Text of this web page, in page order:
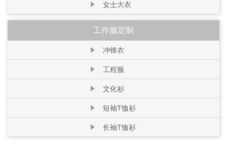
女士大衣
工作服定制
冲锋衣
工程服
文化衫
短袖T恤衫
长袖T恤衫